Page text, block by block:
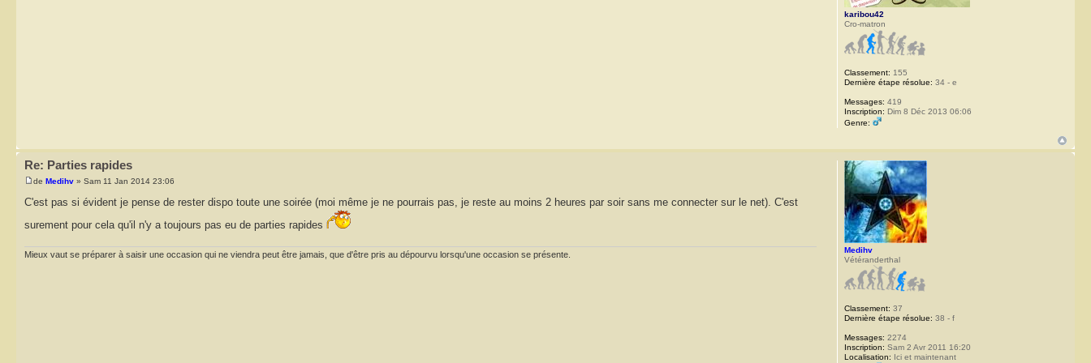
karibou42
Cro-matron
Classement: 155
Dernière étape résolue: 34 - e
Messages: 419
Inscription: Dim 8 Déc 2013 06:06
Genre:
Re: Parties rapides
de Medihv » Sam 11 Jan 2014 23:06
C'est pas si évident je pense de rester dispo toute une soirée (moi même je ne pourrais pas, je reste au moins 2 heures par soir sans me connecter sur le net). C'est
surement pour cela qu'il n'y a toujours pas eu de parties rapides
Mieux vaut se préparer à saisir une occasion qui ne viendra peut être jamais, que d'être pris au dépourvu lorsqu'une occasion se présente.
Medihv
Vétéranderthal
Classement: 37
Dernière étape résolue: 38 - f
Messages: 2274
Inscription: Sam 2 Avr 2011 16:20
Localisation: Ici et maintenant